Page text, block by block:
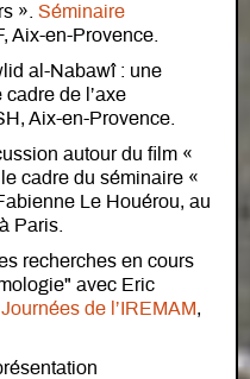
». Séminaire
Aix-en-Provence.
al-Nabawî : une
de l’axe
Aix-en-Provence.
autour du film «
cadre du séminaire «
Le Houérou, au
Paris.
recherches en cours
avec Eric
Journées de l’IREMAM,